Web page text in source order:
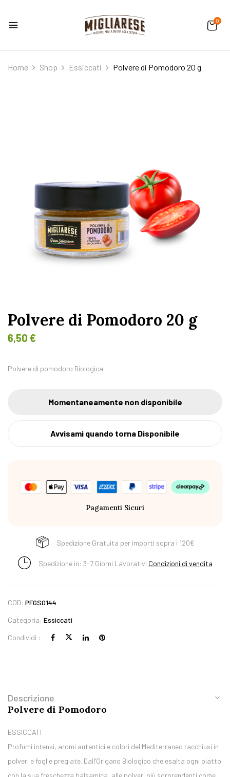
0
Home Shop Essiccati Polvere di Pomodoro 20 g
Polvere di Pomodoro 20 g
6,50 €
Polvere di pomodoro Biologica
Momentaneamente non disponibile
Avvisami quando torna Disponibile
Pagamenti Sicuri
Spedizione Gratuita per importi sopra i 120€
Spedizione in: 3-7 Giorni Lavorativi Condizioni di vendita
COD: PFGS0144
Categoria: Essiccati
Condividi :
Descrizione
Polvere di Pomodoro
ESSICCATI
Profumi intensi, aromi autentici e colori del Mediterraneo racchiusi in
polveri e foglie pregiate. Dall’Origano Biologico che esalta ogni piatto
con la sua freschezza balsamica, alle polveri più sorprendenti come